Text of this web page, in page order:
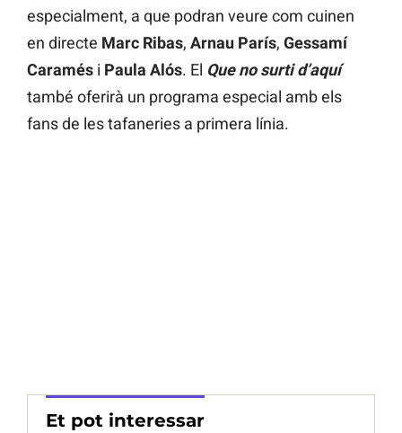
especialment, a que podran veure com cuinen
en directe Marc Ribas, Arnau París, Gessamí
Caramés i Paula Alós. El Que no surti d’aquí
també oferirà un programa especial amb els
fans de les tafaneries a primera línia.
Et pot interessar